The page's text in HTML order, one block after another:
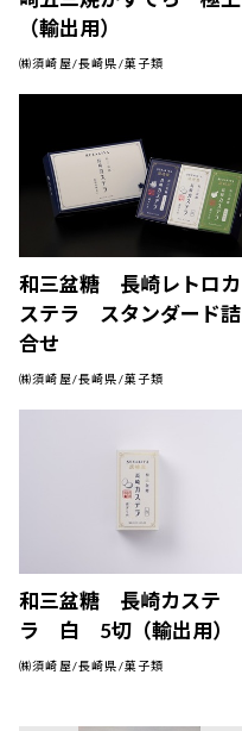
（輸出用）
㈱須崎屋/長崎県/菓子類
和三盆糖 長崎レトロカ
ステラ スタンダード詰
合せ
㈱須崎屋/長崎県/菓子類
和三盆糖 長崎カステ
ラ 白 5切（輸出用）
㈱須崎屋/長崎県/菓子類